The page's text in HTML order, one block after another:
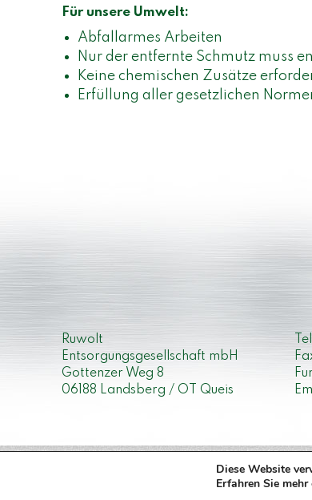
Für unsere Umwelt:
Abfallarmes Arbeiten
Nur der entfernte Schmutz muss
Keine chemischen Zusätze
Erfüllung aller gesetzlichen
Ruwolt
Entsorgungsgesellschaft mbH
Gottenzer Weg 8
06188 Landsberg / OT Queis
Copyright 2026 © ruwoltentsorgung.de
Diese Website
Erfahren Sie